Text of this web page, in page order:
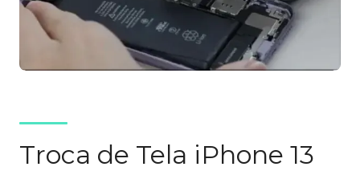
Troca de Tela iPhone 13